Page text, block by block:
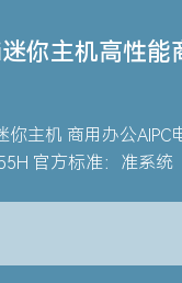
你主机高性能
你主机 商用办公
官方标准：准系统